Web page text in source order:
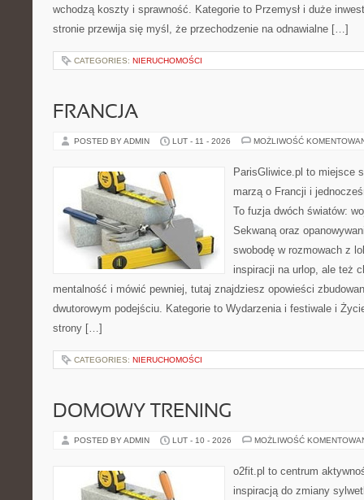
wchodzą koszty i sprawność. Kategorie to Przemysł i duże
stronie przewija się myśl, że przechodzenie na odnawialne […]
CATEGORIES: NIERUCHOMOŚCI
FRANCJA
POSTED BY ADMIN LUT - 11 - 2026 MOŻLIWOŚĆ
ParisGliwice.pl to miejsce
marzą o Francji i
To fuzja dwóch światów:
Sekwaną oraz
swobodę w rozmowach z
inspiracji na urlop, ale też
mentalność i mówić pewniej, tutaj znajdziesz opowieści
dwutorowym podejściu. Kategorie to Wydarzenia i festiwale i
strony […]
CATEGORIES: NIERUCHOMOŚCI
DOMOWY TRENING
POSTED BY ADMIN LUT - 10 - 2026 MOŻLIWOŚĆ
o2fit.pl to centrum
inspiracją do zmiany